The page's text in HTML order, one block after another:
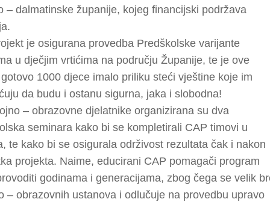
– dalmatinske županije, kojeg financijski podržava
je osigurana provedba Predškolske varijante
vrtićima na području Županije, te je ove godine gotovo
imalo priliku steći vještine koje im omogućuju da
sigurna, jaka i slobodna!
– obrazovne djelatnike organizirana su dva
seminara kako bi se kompletirali CAP timovi u
te kako bi se osigurala održivost rezultata čak i nakon
projekta. Naime, educirani CAP pomagači program
godinama i generacijama, zbog čega se velik broj
– obrazovnih ustanova i odlučuje na provedbu upravo